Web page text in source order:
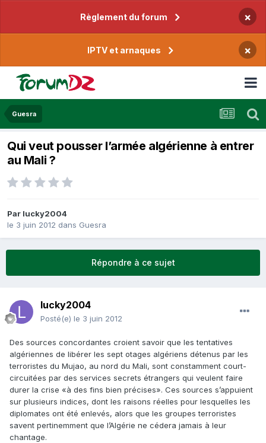
Règlement du forum ×
IPTV et arnaques ×
Guesra
Qui veut pousser l’armée algérienne à entrer
au Mali ?
Par lucky2004
le 3 juin 2012 dans Guesra
Répondre à ce sujet
lucky2004
Posté(e) le 3 juin 2012
Des sources concordantes croient savoir que les tentatives
algériennes de libérer les sept otages algériens détenus par les
terroristes du Mujao, au nord du Mali, sont constamment court-
circuitées par des services secrets étrangers qui veulent faire
durer la crise «à des fins bien précises». Ces sources s’appuient
sur plusieurs indices, dont les raisons réelles pour lesquelles les
diplomates ont été enlevés, alors que les groupes terroristes
savent pertinemment que l’Algérie ne cédera jamais à leur
chantage.